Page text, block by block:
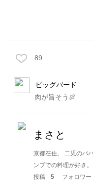
89
ビッグバード
肉が旨そう🍖
まさと
京都在住。 二児のパ
ンプでの料理が好き
投稿
5 フォロワー